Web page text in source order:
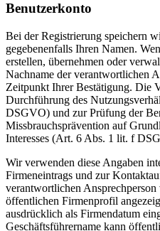
Benutzerkonto
Bei der Registrierung speichern
gegebenenfalls Ihren Namen.
erstellen, übernehmen oder
Nachname der verantwortlichen
Zeitpunkt Ihrer Bestätigung. Die
Durchführung des
DSGVO) und zur Prüfung der
Missbrauchsprävention auf
Interesses (Art. 6 Abs. 1 lit. f
Wir verwenden diese Angaben
Firmeneintrags und zur
verantwortlichen
öffentlichen Firmenprofil
ausdrücklich als Firmendatum
Geschäftsführername kann